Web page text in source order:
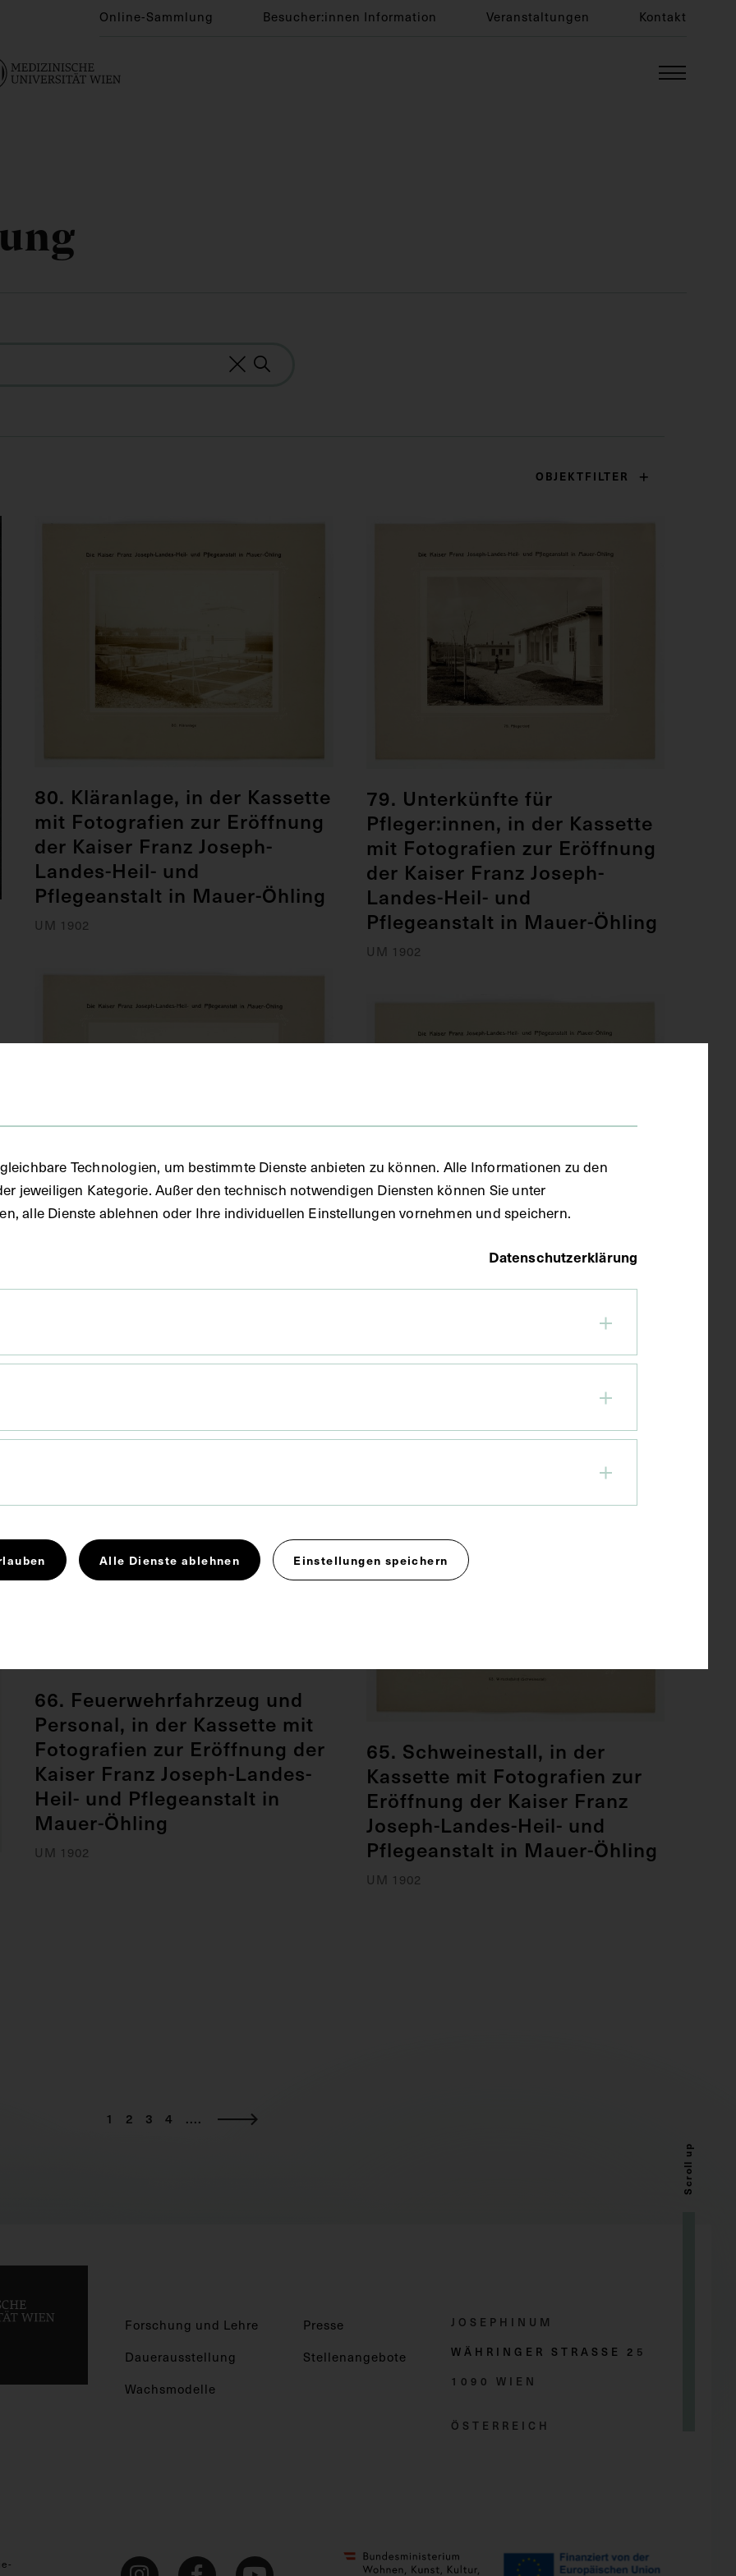
Online-Sammlung Besucher:innen Information Veranstaltungen Kontakt
OBJEKTFILTER
80. Kläranlage, in der Kassette
mit Fotografien zur Eröffnung
der Kaiser Franz Joseph-
Landes-Heil- und
Pflegeanstalt in Mauer-Öhling
UM 1902
79. Unterkünfte für
Pfleger:innen, in der Kassette
mit Fotografien zur Eröffnung
der Kaiser Franz Joseph-
Landes-Heil- und
Pflegeanstalt in Mauer-Öhling
UM 1902
Eröffnung der Kaiser Franz
Pflegeanstalt in Mauer-Öhling
68. Krankentransportwagen,
in der Kassette mit
Fotografien zur Eröffnung der
Kaiser Franz Joseph-Landes-
Heil- und Pflegeanstalt in
UM 1902
66. Feuerwehrfahrzeug und
Personal, in der Kassette mit
Fotografien zur Eröffnung der
Kaiser Franz Joseph-Landes-
Heil- und Pflegeanstalt in
Mauer-Öhling
UM 1902
65. Schweinestall, in der
Kassette mit Fotografien zur
Eröffnung der Kaiser Franz
Joseph-Landes-Heil- und
Pflegeanstalt in Mauer-Öhling
UM 1902
1 2 3 4 ....
Scroll up
Forschung und Lehre
Dauerausstellung
Wachsmodelle
Presse
Stellenangebote
JOSEPHINUM
WÄHRINGER STRASSE 2 5
1090 WIEN
ÖSTERREICH
Technologien, um bestimmte Dienste anbieten zu können. Alle Informationen zu den
jeweiligen Kategorie. Außer den technisch notwendigen Diensten können Sie unter
alle Dienste ablehnen oder Ihre individuellen Einstellungen vornehmen und speichern.
Datenschutzerklärung
Alle Dienste ablehnen Einstellungen speichern